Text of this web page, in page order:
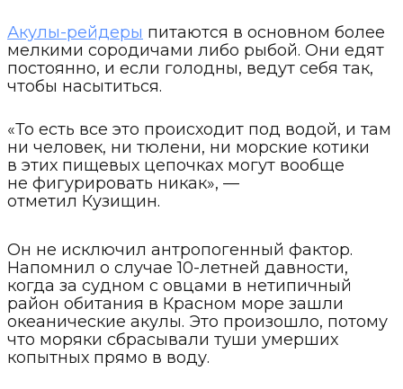
Акулы-рейдеры питаются в основном более
мелкими сородичами либо рыбой. Они едят
постоянно, и если голодны, ведут себя так,
чтобы насытиться.
«То есть все это происходит под водой, и там
ни человек, ни тюлени, ни морские котики
в этих пищевых цепочках могут вообще
не фигурировать никак», —
отметил Кузищин.
Он не исключил антропогенный фактор.
Напомнил о случае 10-летней давности,
когда за судном с овцами в нетипичный
район обитания в Красном море зашли
океанические акулы. Это произошло, потому
что моряки сбрасывали туши умерших
копытных прямо в воду.